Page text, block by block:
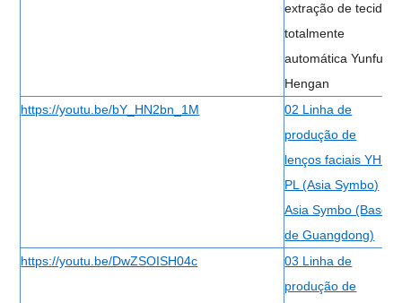
extração de tecido
totalmente
automática Yunfu
Hengan
https://youtu.be/bY_HN2bn_1M
02 Linha de
produção de
lenços faciais YH-
PL (Asia Symbo)
Asia Symbo (Base
de Guangdong)
https://youtu.be/DwZSOISH04c
03 Linha de
produção de